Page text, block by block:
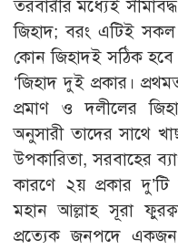
তরবারীর মধ্যেই
জিহাদ; বরং এটিই
কোন জিহাদই সঠিক হবে
‘জিহাদ দুই প্রকার।
প্রমাণ ও দলীলের
অনুসারী তাদের সাথে
উপকারিতা, সরবাহের
কারণে ২য় প্রকার দু’টি
মহান আল্লাহ সূরা
প্রত্যেক জনপদে একজন